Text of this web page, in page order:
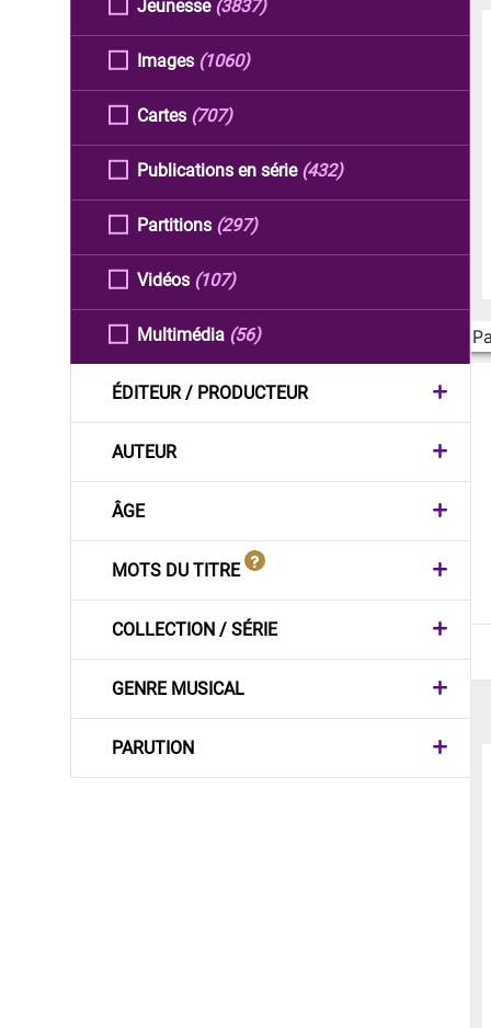
Jeunesse (3837)
Images (1060)
Cartes (707)
Publications en série (432)
Partitions (297)
Vidéos (107)
Multimédia (56)
ÉDITEUR / PRODUCTEUR
AUTEUR
ÂGE
MOTS DU TITRE
COLLECTION / SÉRIE
GENRE MUSICAL
PARUTION